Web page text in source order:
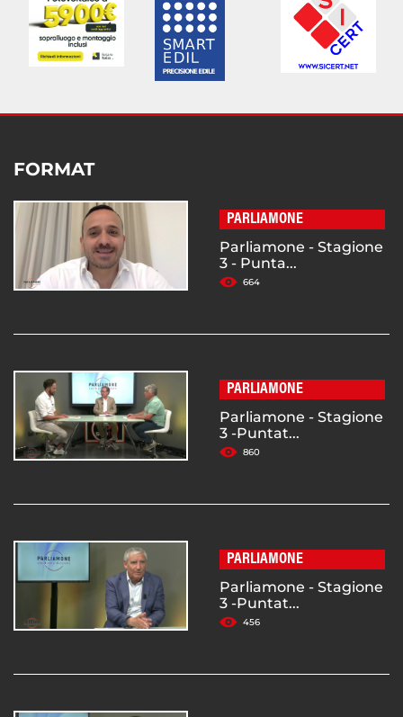
FORMAT
PARLIAMONE
Parliamone - Stagione
3 - Punta...
664
PARLIAMONE
Parliamone - Stagione
3 -Puntat...
860
PARLIAMONE
Parliamone - Stagione
3 -Puntat...
456